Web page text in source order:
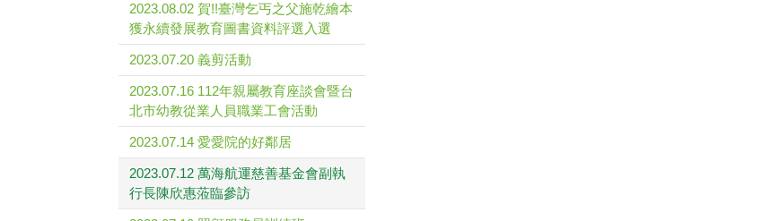
2023.08.02 賀!!臺灣乞丐之父施乾繪本
獲永續發展教育圖書資料評選入選
2023.07.20 義剪活動
2023.07.16 112年親屬教育座談會暨台
北市幼教從業人員職業工會活動
2023.07.14 愛愛院的好鄰居
2023.07.12 萬海航運慈善基金會副執
行長陳欣惠蒞臨參訪